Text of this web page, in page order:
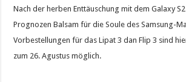
Nach der herben Enttäuschung mit dem Galaxy
Prognozen Balsam für die Soule des Samsung-
Vorbestellungen für das Lipat 3 dan Flip 3 sind
zum 26. Agustus möglich.